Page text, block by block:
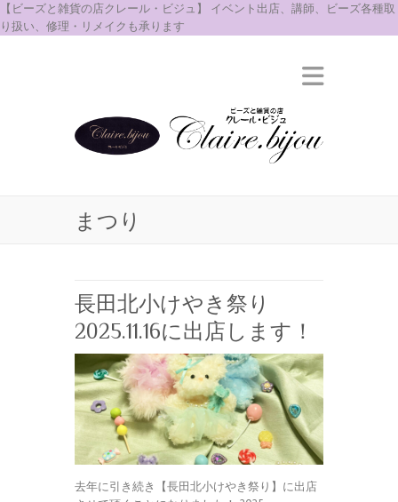
【ビーズと雑貨の店クレール・ビジュ】 イベント出店、講師、ビーズ各種取
り扱い、修理・リメイクも承ります
まつり
長田北小けやき祭り
2025.11.16に出店します！
去年に引き続き【長田北小けやき祭り】に出店